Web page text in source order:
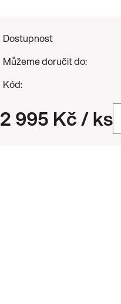
Dostupnost
Můžeme doručit do:
Kód:
2 995 Kč/ ks